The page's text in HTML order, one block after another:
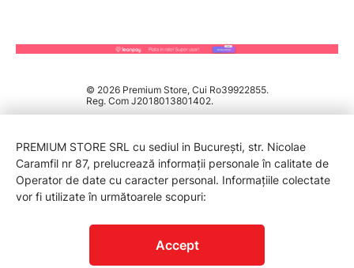
© 2026 Premium Store, Cui Ro39922855.
Reg. Com J2018013801402.
PREMIUM STORE SRL cu sediul in București, str. Nicolae
Caramfil nr 87, prelucrează informații personale în calitate de
Operator de date cu caracter personal. Informațiile colectate
vor fi utilizate în următoarele scopuri:
Accept